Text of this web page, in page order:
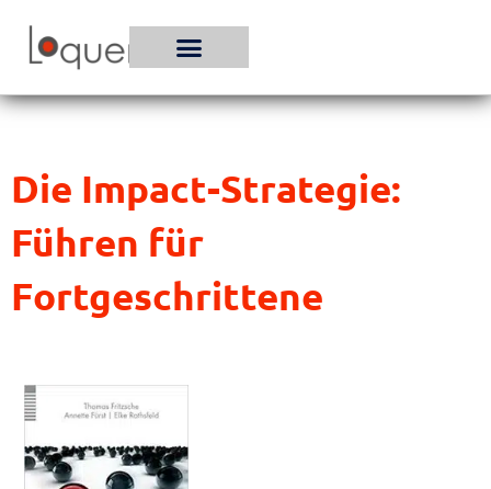
Inhalt
Die Impact-Strategie:
Führen für
Fortgeschrittene